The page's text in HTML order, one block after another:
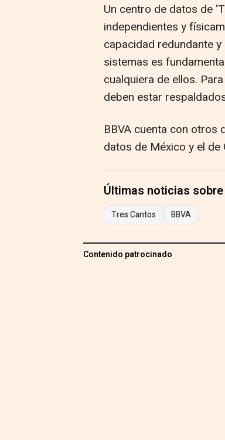
Un centro de datos de
independientes y
capacidad redundante
sistemas es
cualquiera de ellos.
deben estar
BBVA cuenta con otros
datos de México y el de
Últimas noticias
Tres Cantos BBVA
Contenido patrocinado